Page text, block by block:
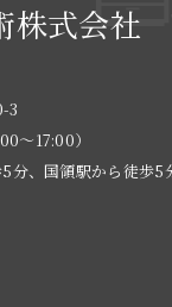
株式会社
3
〜17:00）
、国領駅から徒歩5